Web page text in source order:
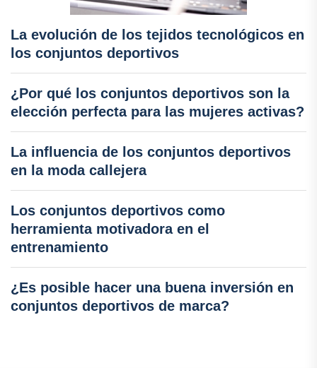
La evolución de los tejidos tecnológicos en
los conjuntos deportivos
¿Por qué los conjuntos deportivos son la
elección perfecta para las mujeres activas?
La influencia de los conjuntos deportivos
en la moda callejera
Los conjuntos deportivos como
herramienta motivadora en el
entrenamiento
¿Es posible hacer una buena inversión en
conjuntos deportivos de marca?